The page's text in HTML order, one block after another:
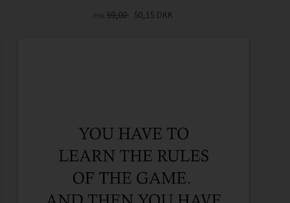
Pris59,00 50,15 DKK